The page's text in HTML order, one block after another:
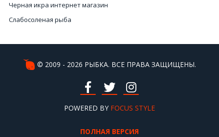
Черная икра интернет магазин
Слабосоленая рыба
Купить кальмары Украина
© 2009 - 2026 РЫБКА. ВСЕ ПРАВА ЗАЩИЩЕНЫ.
POWERED BY FOCUS STYLE
ПОЛНАЯ ВЕРСИЯ